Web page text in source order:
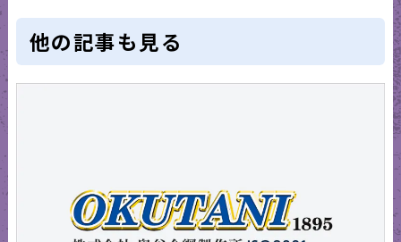
他の記事も見る